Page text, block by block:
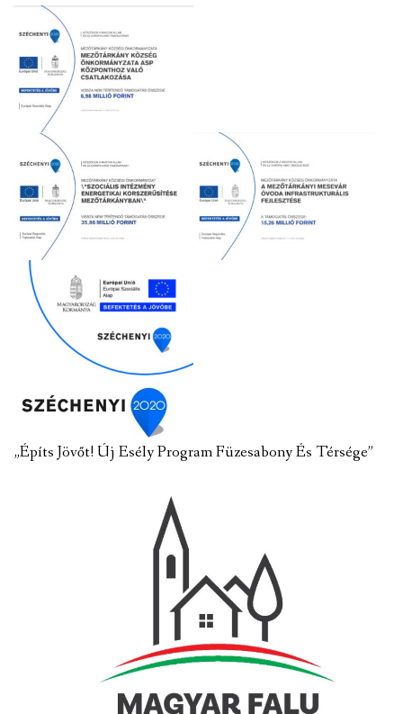
„Építs Jövőt! Új Esély Program Füzesabony És Térsége”